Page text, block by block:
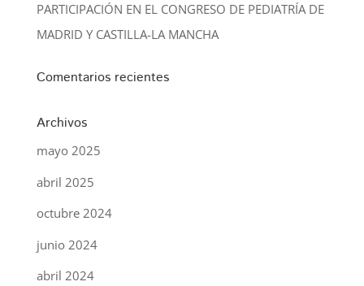
PARTICIPACIÓN EN EL CONGRESO DE PEDIATRÍA DE
MADRID Y CASTILLA-LA MANCHA
Comentarios recientes
Archivos
mayo 2025
abril 2025
octubre 2024
junio 2024
abril 2024